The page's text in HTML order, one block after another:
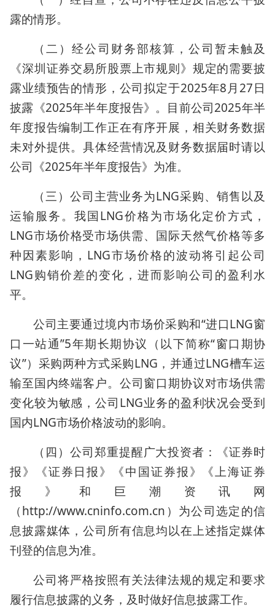
露的情形。
（二）经公司财务部核算，公司暂未触及
《深圳证券交易所股票上市规则》规定的需要披
露业绩预告的情形，公司拟定于2025年8月27日
披露《2025年半年度报告》。目前公司2025年半
年度报告编制工作正在有序开展，相关财务数据
未对外提供。具体经营情况及财务数据届时请以
公司《2025年半年度报告》为准。
（三）公司主营业务为LNG采购、销售以及
运输服务。我国LNG价格为市场化定价方式，
LNG市场价格受市场供需、国际天然气价格等多
种因素影响，LNG市场价格的波动将引起公司
LNG购销价差的变化，进而影响公司的盈利水
平。
公司主要通过境内市场价采购和“进口LNG窗
口一站通”5年期长期协议（以下简称“窗口期协
议”）采购两种方式采购LNG，并通过LNG槽车运
输至国内终端客户。公司窗口期协议对市场供需
变化较为敏感，公司LNG业务的盈利状况会受到
国内LNG市场价格波动的影响。
（四）公司郑重提醒广大投资者：《证券时
报》《证券日报》《中国证券报》《上海证券
报》和巨潮资讯网
（http://www.cninfo.com.cn）为公司选定的信
息披露媒体，公司所有信息均以在上述指定媒体
刊登的信息为准。
公司将严格按照有关法律法规的规定和要求
履行信息披露的义务，及时做好信息披露工作。